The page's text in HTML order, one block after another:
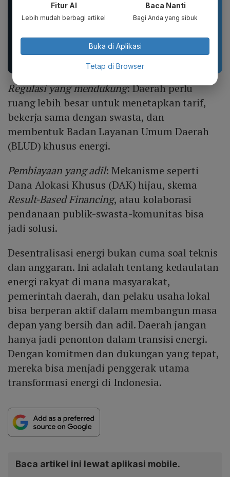
Topi 17 Agustus Hut RI
Indonesia 2026 Topi
Bordir Logo Indonesia
Sandal Pria Wanita
CLOSS Waterproof Anti
Slip Cepat Kering Anti...
Regulasi yang mendukung: Daerah perlu
ruang lebih besar untuk menetapkan tarif,
bekerja sama dengan swasta, dan
membentuk Badan Layanan Umum Daerah
(BLUD) khusus energi.
Pembiayaan yang adil: Mekanisme seperti
Dana Alokasi Khusus (DAK) hijau, skema
Result-Based Financing, atau kolaborasi
pendanaan publik-swasta-komunitas bisa
jadi solusi.
Desentralisasi energi bukan cuma soal teknis
dan anggaran. Ini adalah tentang kedaulatan
energi rakyat di mana masyarakat,
pemerintah daerah, dan pelaku usaha lokal
bisa berperan aktif dalam membangun masa
depan yang bersih dan adil. Daerah jangan
hanya jadi penonton dalam transisi energi.
Dengan komitmen dan dukungan yang tepat,
mereka bisa menjadi penggerak utama
transformasi energi di Indonesia.
Baca artikel ini lewat aplikasi mobile.
Fitur AI
Lebih mudah berbagi artikel
Baca Nanti
Bagi Anda yang sibuk
Buka di Aplikasi
Tetap di Browser